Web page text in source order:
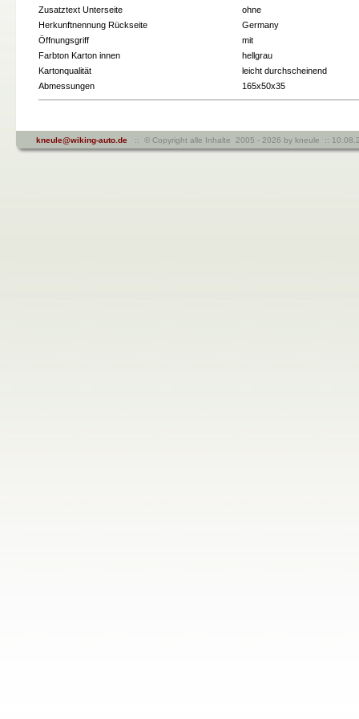
Zusatztext Unterseite
ohne
Herkunftnennung Rückseite
Germany
Öffnungsgriff
mit
Farbton Karton innen
hellgrau
Kartonqualität
leicht durchscheinend
Abmessungen
165x50x35
kneule@wiking-auto.de :: © Copyright alle Inhalte 2005 - 2026 by kneule ::